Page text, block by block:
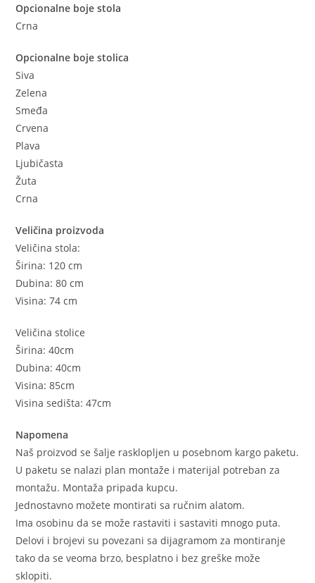
Opcionalne boje stola
Crna
Opcionalne boje stolica
Siva
Zelena
Smeđa
Crvena
Plava
Ljubičasta
Žuta
Crna
Veličina proizvoda
Veličina stola:
Širina: 120 cm
Dubina: 80 cm
Visina: 74 cm
Veličina stolice
Širina: 40cm
Dubina: 40cm
Visina: 85cm
Visina sedišta: 47cm
Napomena
Naš proizvod se šalje rasklopljen u posebnom kargo paketu.
U paketu se nalazi plan montaže i materijal potreban za
montažu. Montaža pripada kupcu.
Jednostavno možete montirati sa ručnim alatom.
Ima osobinu da se može rastaviti i sastaviti mnogo puta.
Delovi i brojevi su povezani sa dijagramom za montiranje
tako da se veoma brzo, besplatno i bez greške može
sklopiti.